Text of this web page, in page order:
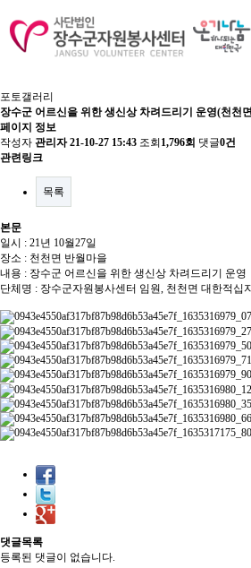
포토갤러리
장수군 어르신을 위한 생신상 차려드리기 운영(천천
페이지 정보
작성자 관리자 21-10-27 15:43 조회 1,796회 댓글0건
관련링크
목록
본문
일시 : 21년 10월27일
장소 : 천천면 반월마을
내용 : 장수군 어르신을 위한 생신상 차려드리기 운영
단체명 : 장수군자원봉사센터 임원, 천천면 대한적십
댓글목록
등록된 댓글이 없습니다.